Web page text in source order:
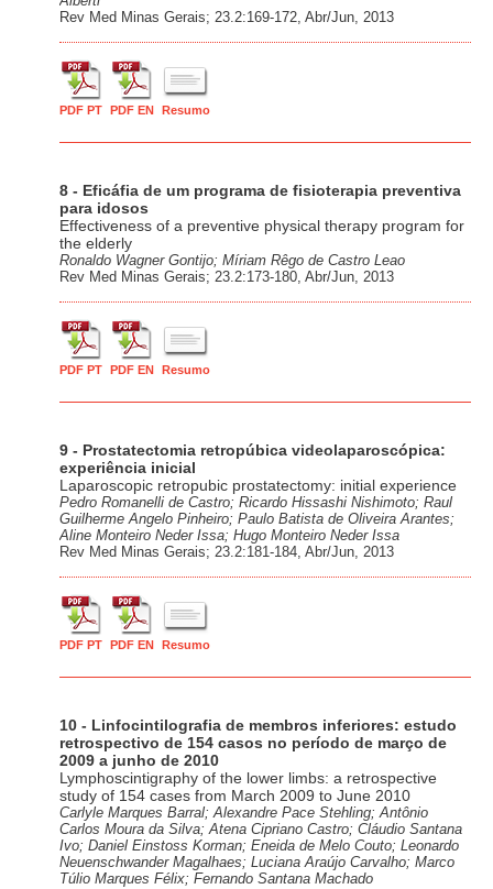
Rev Med Minas Gerais; 23.2:169-172, Abr/Jun, 2013
PDF PT PDF EN Resumo
8 - Eficáfia de um programa de fisioterapia preventiva
para idosos
Effectiveness of a preventive physical therapy program for
the elderly
Ronaldo Wagner Gontijo; Míriam Rêgo de Castro Leao
Rev Med Minas Gerais; 23.2:173-180, Abr/Jun, 2013
PDF PT PDF EN Resumo
9 - Prostatectomia retropúbica videolaparoscópica:
experiência inicial
Laparoscopic retropubic prostatectomy: initial experience
Pedro Romanelli de Castro; Ricardo Hissashi Nishimoto; Raul
Guilherme Angelo Pinheiro; Paulo Batista de Oliveira Arantes;
Aline Monteiro Neder Issa; Hugo Monteiro Neder Issa
Rev Med Minas Gerais; 23.2:181-184, Abr/Jun, 2013
PDF PT PDF EN Resumo
10 - Linfocintilografia de membros inferiores: estudo
retrospectivo de 154 casos no período de março de
2009 a junho de 2010
Lymphoscintigraphy of the lower limbs: a retrospective
study of 154 cases from March 2009 to June 2010
Carlyle Marques Barral; Alexandre Pace Stehling; Antônio
Carlos Moura da Silva; Atena Cipriano Castro; Cláudio Santana
Ivo; Daniel Einstoss Korman; Eneida de Melo Couto; Leonardo
Neuenschwander Magalhaes; Luciana Araújo Carvalho; Marco
Túlio Marques Félix; Fernando Santana Machado